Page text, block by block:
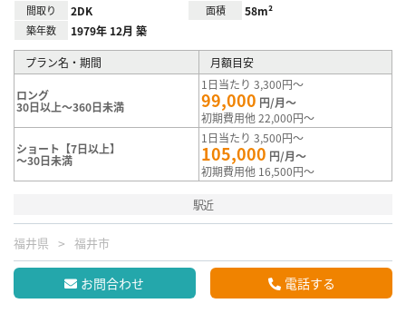
間取り 2DK 面積 58m²
築年数 1979年 12月 築
プラン名・期間 月額目安
ロング
30日以上～360日未満
1日当たり 3,300円～
99,000 円/月～
初期費用他 22,000円～
ショート【7日以上】
～30日未満
1日当たり 3,500円～
105,000 円/月～
初期費用他 16,500円～
駅近
福井県 福井市
お問合わせ 電話する